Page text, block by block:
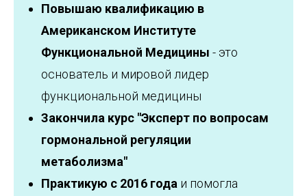
Повышаю квалификацию в
Американском Институте
Функциональной Медицины - это
основатель и мировой лидер
функциональной медицины
Закончила курс "Эксперт по вопросам
гормональной регуляции
метаболизма"
Практикую с 2016 года и помогла